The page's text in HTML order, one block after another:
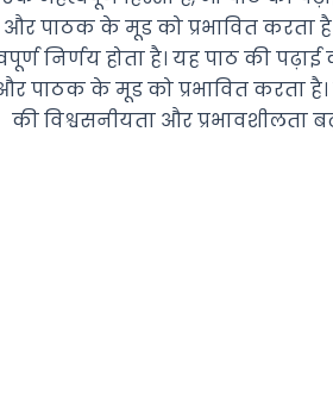
पाठक के मूड को प्रभावित करता
निर्णय होता है। यह पाठ की
पाठक के मूड को प्रभावित करता
की विश्वसनीयता और प्रभावशीलता